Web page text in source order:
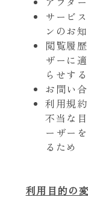
サービ
ンのお
閲覧履
ザーに
らせす
お問い
利用規
不当な
ーザー
るため
利用目的の